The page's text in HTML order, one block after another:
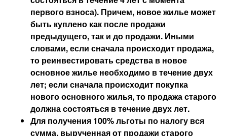
первого взноса). Причем, новое жилье может
быть куплено как после продажи
предыдущего, так и до продажи. Иными
словами, если сначала происходит продажа,
то реинвестировать средства в новое
основное жилье необходимо в течение двух
лет; если сначала происходит покупка
нового основного жилья, то продажа старого
должна состояться в течение двух лет.
Для получения 100% льготы по налогу вся
сумма, вырученная от продажи старого